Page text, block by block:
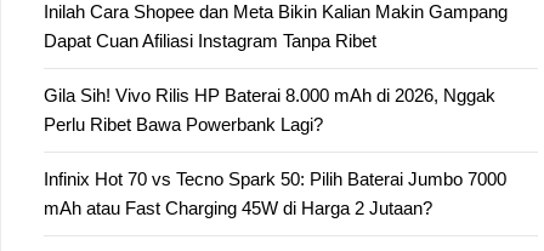
Inilah Cara Shopee dan Meta Bikin Kalian Makin Gampang
Dapat Cuan Afiliasi Instagram Tanpa Ribet
Gila Sih! Vivo Rilis HP Baterai 8.000 mAh di 2026, Nggak
Perlu Ribet Bawa Powerbank Lagi?
Infinix Hot 70 vs Tecno Spark 50: Pilih Baterai Jumbo 7000
mAh atau Fast Charging 45W di Harga 2 Jutaan?